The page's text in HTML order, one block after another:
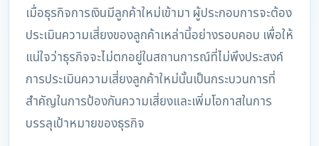
เมื่อธุรกิจการเงินมีลูกค้าใหม่เข้ามา ผู้ประกอบการจะต้อง
ประเมินความเสี่ยงของลูกค้าเหล่านี้อย่างรอบคอบ เพื่อให้
แน่ใจว่าธุรกิจจะไม่ตกอยู่ในสถานการณ์ที่ไม่พึงประสงค์
การประเมินความเสี่ยงลูกค้าใหม่นั้นเป็นกระบวนการที่
สำคัญในการป้องกันความเสี่ยงและเพิ่มโอกาสในการ
บรรลุเป้าหมายของธุรกิจ